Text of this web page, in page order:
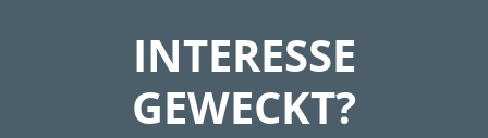
INTERESSE
GEWECKT?